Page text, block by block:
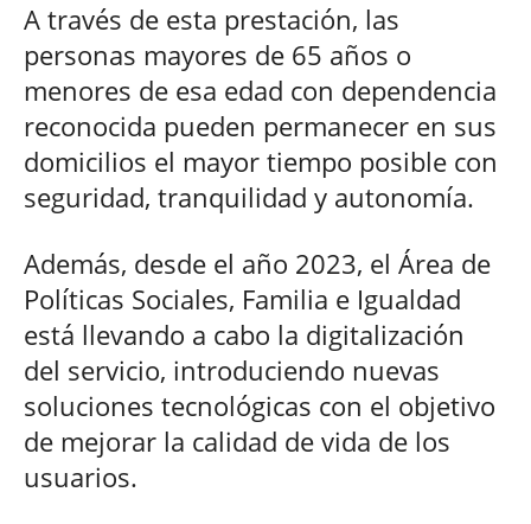
A través de esta prestación, las
personas mayores de 65 años o
menores de esa edad con dependencia
reconocida pueden permanecer en sus
domicilios el mayor tiempo posible con
seguridad, tranquilidad y autonomía.
Además, desde el año 2023, el Área de
Políticas Sociales, Familia e Igualdad
está llevando a cabo la digitalización
del servicio, introduciendo nuevas
soluciones tecnológicas con el objetivo
de mejorar la calidad de vida de los
usuarios.